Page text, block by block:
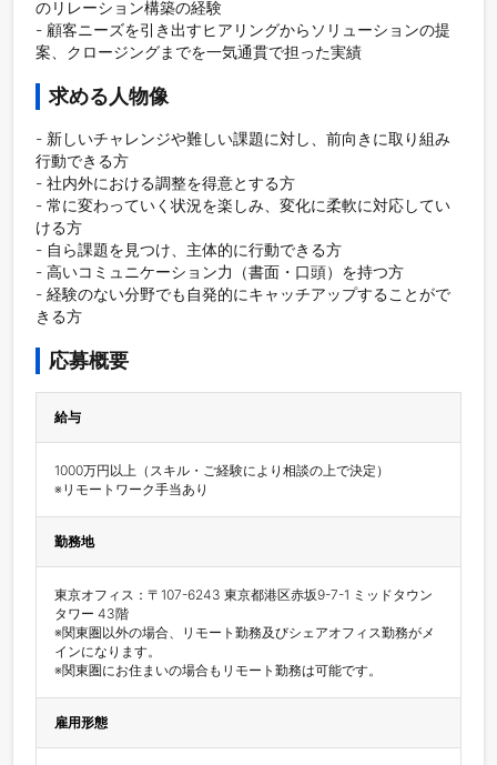
のリレーション構築の経験
- 顧客ニーズを引き出すヒアリングからソリューションの提
案、クロージングまでを一気通貫で担った実績
求める人物像
- 新しいチャレンジや難しい課題に対し、前向きに取り組み
行動できる方
- 社内外における調整を得意とする方
- 常に変わっていく状況を楽しみ、変化に柔軟に対応してい
ける方
- 自ら課題を見つけ、主体的に行動できる方
- 高いコミュニケーション力（書面・口頭）を持つ方
- 経験のない分野でも自発的にキャッチアップすることがで
きる方
応募概要
給与
1000万円以上（スキル・ご経験により相談の上で決定）
※リモートワーク手当あり
勤務地
東京オフィス：〒107-6243 東京都港区赤坂9-7-1 ミッドタウン
タワー 43階
※関東圏以外の場合、リモート勤務及びシェアオフィス勤務がメ
インになります。
雇用形態